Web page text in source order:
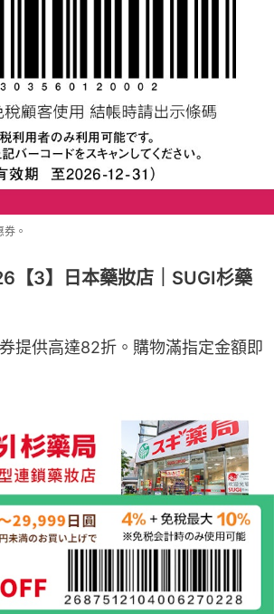
。
【3】日本藥妝店｜SUGI杉藥
提供高達82折。購物滿指定金額即